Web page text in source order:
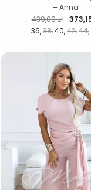
36 38 40 42 44
Cena regularna
439,00 zł Cena
– Anna